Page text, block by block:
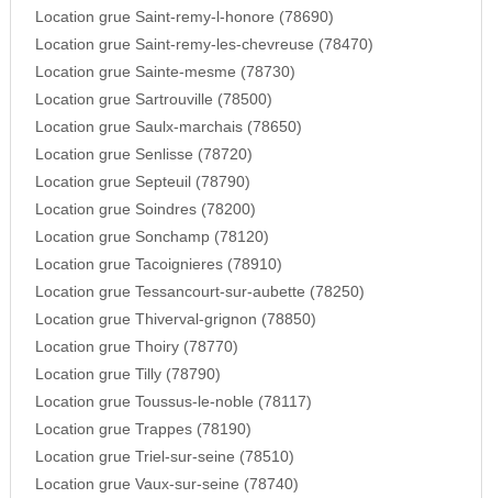
Location grue Saint-remy-l-honore (78690)
Location grue Saint-remy-les-chevreuse (78470)
Location grue Sainte-mesme (78730)
Location grue Sartrouville (78500)
Location grue Saulx-marchais (78650)
Location grue Senlisse (78720)
Location grue Septeuil (78790)
Location grue Soindres (78200)
Location grue Sonchamp (78120)
Location grue Tacoignieres (78910)
Location grue Tessancourt-sur-aubette (78250)
Location grue Thiverval-grignon (78850)
Location grue Thoiry (78770)
Location grue Tilly (78790)
Location grue Toussus-le-noble (78117)
Location grue Trappes (78190)
Location grue Triel-sur-seine (78510)
Location grue Vaux-sur-seine (78740)